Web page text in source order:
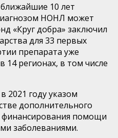
10 лет
НОНЛ может
«Круг добра» заключил
для 33 первых
препарата уже
14 регионах, в том числе
2021 году указом
дополнительного
финансирования помощи
заболеваниями.